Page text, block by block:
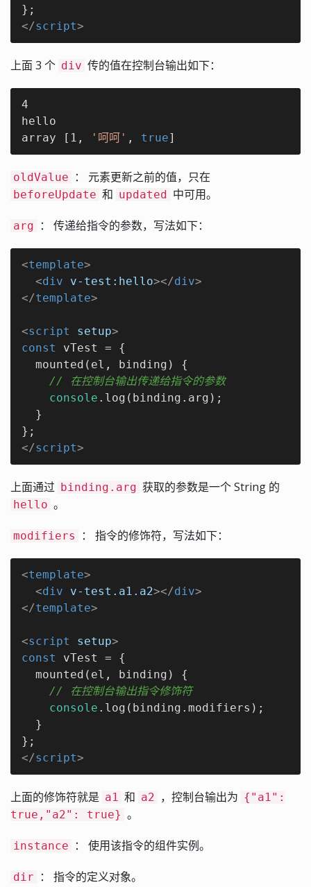
</script>
上面 3 个 div 传的值在控制台输出如下：
4
hello
array [1,
'呵呵' , true]
oldValue ： 元素更新之前的值，只在
beforeUpdate 和 updated 中可用。
arg ： 传递给指令的参数，写法如下：
<template>
<div v-test:hello></div>
</template>
<script setup>
const
vTest = {
  mounted(el, binding) {
// 在控制台输出传递给指令的参数
console .log(binding.arg);
  }
</script>
上面通过 binding.arg 获取的参数是一个 String 的
hello 。
modifiers ： 指令的修饰符，写法如下：
<template>
<div v-test.a1.a2></div>
</template>
<script setup>
const
vTest = {
  mounted(el, binding) {
// 在控制台输出指令修饰符
console .log(binding.modifiers);
  }
</script>
上面的修饰符就是 a1 和 a2 ，控制台输出为 {"a1":
true,"a2": true} 。
instance ： 使用该指令的组件实例。
dir ： 指令的定义对象。